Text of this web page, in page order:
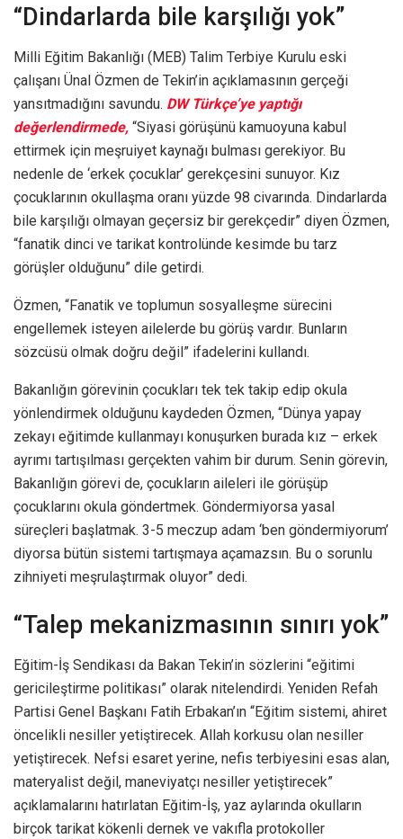
“Dindarlarda bile karşılığı yok”
Milli Eğitim Bakanlığı (MEB) Talim Terbiye Kurulu eski
çalışanı Ünal Özmen de Tekin’in açıklamasının gerçeği
yansıtmadığını savundu. DW Türkçe’ye yaptığı
değerlendirmede, “Siyasi görüşünü kamuoyuna kabul
ettirmek için meşruiyet kaynağı bulması gerekiyor. Bu
nedenle de ‘erkek çocuklar’ gerekçesini sunuyor. Kız
çocuklarının okullaşma oranı yüzde 98 civarında. Dindarlarda
bile karşılığı olmayan geçersiz bir gerekçedir” diyen Özmen,
“fanatik dinci ve tarikat kontrolünde kesimde bu tarz
görüşler olduğunu” dile getirdi.
Özmen, “Fanatik ve toplumun sosyalleşme sürecini
engellemek isteyen ailelerde bu görüş vardır. Bunların
sözcüsü olmak doğru değil” ifadelerini kullandı.
Bakanlığın görevinin çocukları tek tek takip edip okula
yönlendirmek olduğunu kaydeden Özmen, “Dünya yapay
zekayı eğitimde kullanmayı konuşurken burada kız – erkek
ayrımı tartışılması gerçekten vahim bir durum. Senin görevin,
Bakanlığın görevi de, çocukların aileleri ile görüşüp
çocuklarını okula göndertmek. Göndermiyorsa yasal
süreçleri başlatmak. 3-5 meczup adam ‘ben göndermiyorum’
diyorsa bütün sistemi tartışmaya açamazsın. Bu o sorunlu
zihniyeti meşrulaştırmak oluyor” dedi.
“Talep mekanizmasının sınırı yok”
Eğitim-İş Sendikası da Bakan Tekin’in sözlerini “eğitimi
gericileştirme politikası” olarak nitelendirdi. Yeniden Refah
Partisi Genel Başkanı Fatih Erbakan’ın “Eğitim sistemi, ahiret
öncelikli nesiller yetiştirecek. Allah korkusu olan nesiller
yetiştirecek. Nefsi esaret yerine, nefis terbiyesini esas alan,
materyalist değil, maneviyatçı nesiller yetiştirecek”
açıklamalarını hatırlatan Eğitim-İş, yaz aylarında okulların
birçok tarikat kökenli dernek ve vakıfla protokoller